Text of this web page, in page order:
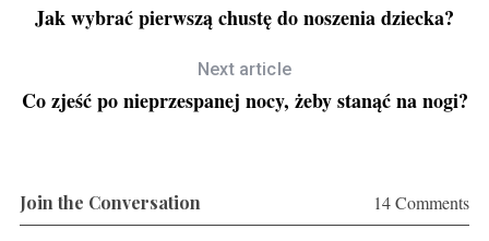
Jak wybrać pierwszą chustę do noszenia dziecka?
Next article
Co zjeść po nieprzespanej nocy, żeby stanąć na nogi?
Join the Conversation 14 Comments